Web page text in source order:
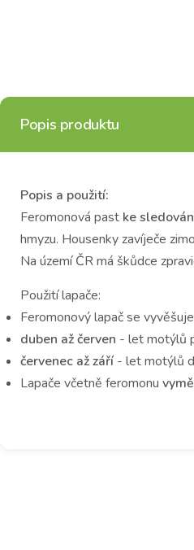
Popis produktu
Popis a použití:
Feromonová past ke
hmyzu. Housenky zavíječe
Na území ČR má škůdce
Použití lapače:
Feromonový lapač se
duben až červen - let motýlů
červenec až září- let motýlů
Lapače včetně feromonu